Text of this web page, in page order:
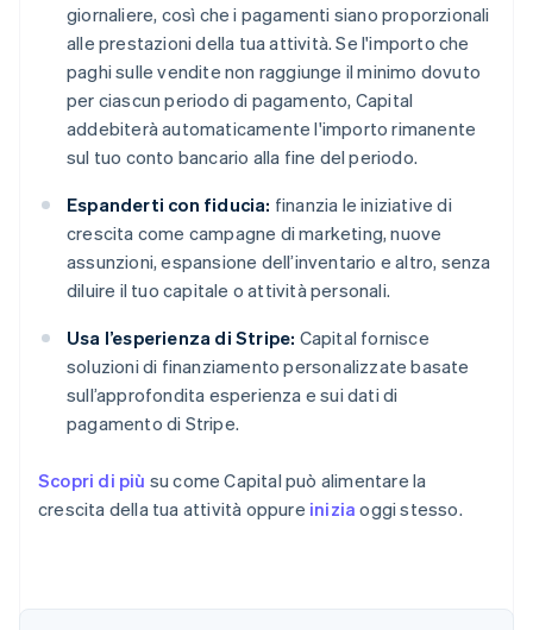
giornaliere, così che i pagamenti siano proporzionali
alle prestazioni della tua attività. Se l'importo che
paghi sulle vendite non raggiunge il minimo dovuto
per ciascun periodo di pagamento, Capital
addebiterà automaticamente l'importo rimanente
sul tuo conto bancario alla fine del periodo.
Espanderti con fiducia: finanzia le iniziative di
crescita come campagne di marketing, nuove
assunzioni, espansione dell’inventario e altro, senza
diluire il tuo capitale o attività personali.
Usa l’esperienza di Stripe: Capital fornisce
soluzioni di finanziamento personalizzate basate
sull’approfondita esperienza e sui dati di
pagamento di Stripe.
Scopri di più su come Capital può alimentare la
crescita della tua attività oppure inizia oggi stesso.
Austria